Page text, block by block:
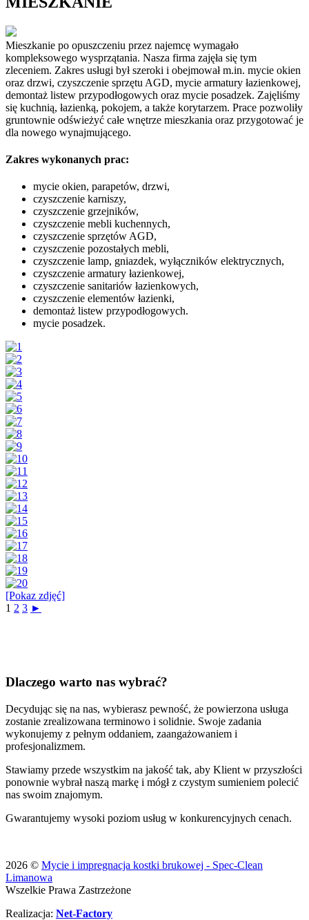
Mieszkanie po opuszczeniu przez najemcę wymagało
kompleksowego wysprzątania. Nasza firma zajęła się tym
zleceniem. Zakres usługi był szeroki i obejmował m.in. mycie okien
oraz drzwi, czyszczenie sprzętu AGD, mycie armatury łazienkowej,
demontaż listew przypodłogowych oraz mycie posadzek. Zajęliśmy
się kuchnią, łazienką, pokojem, a także korytarzem. Prace pozwoliły
gruntownie odświeżyć całe wnętrze mieszkania oraz przygotować je
dla nowego wynajmującego.
Zakres wykonanych prac:
mycie okien, parapetów, drzwi,
czyszczenie karniszy,
czyszczenie grzejników,
czyszczenie mebli kuchennych,
czyszczenie sprzętów AGD,
czyszczenie pozostałych mebli,
czyszczenie lamp, gniazdek, wyłączników elektrycznych,
czyszczenie armatury łazienkowej,
czyszczenie sanitariów łazienkowych,
czyszczenie elementów łazienki,
demontaż listew przypodłogowych.
mycie posadzek.
[Pokaz zdjęć]
1 2 3 ►
Dlaczego warto nas wybrać?
Decydując się na nas, wybierasz pewność, że powierzona usługa
zostanie zrealizowana terminowo i solidnie. Swoje zadania
wykonujemy z pełnym oddaniem, zaangażowaniem i
profesjonalizmem.
Stawiamy przede wszystkim na jakość tak, aby Klient w przyszłości
ponownie wybrał naszą markę i mógł z czystym sumieniem polecić
nas swoim znajomym.
Gwarantujemy wysoki poziom usług w konkurencyjnych cenach.
2026 © Mycie i impregnacja kostki brukowej - Spec-Clean
Limanowa
Wszelkie Prawa Zastrzeżone
Realizacja: Net-Factory